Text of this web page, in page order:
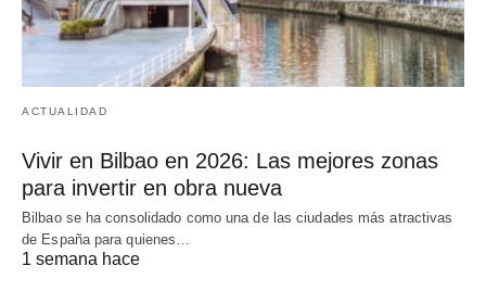
ACTUALIDAD
Vivir en Bilbao en 2026: Las mejores zonas
para invertir en obra nueva
Bilbao se ha consolidado como una de las ciudades más atractivas
de España para quienes…
1 semana hace